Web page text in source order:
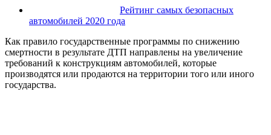
Рейтинг самых безопасных
автомобилей 2020 года
Как правило государственные программы по снижению
смертности в результате ДТП направлены на увеличение
требований к конструкциям автомобилей, которые
производятся или продаются на территории того или иного
государства.